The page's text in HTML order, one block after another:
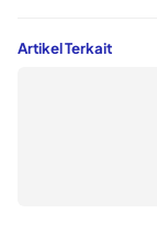
Artikel Terkait